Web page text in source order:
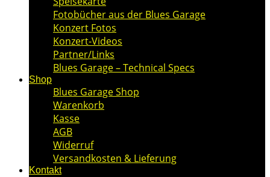
Fotobücher aus der Blues Garage
Konzert Fotos
Konzert-Videos
Partner/Links
Blues Garage – Technical Specs
Shop
Blues Garage Shop
Warenkorb
Kasse
AGB
Widerruf
Versandkosten & Lieferung
Kontakt